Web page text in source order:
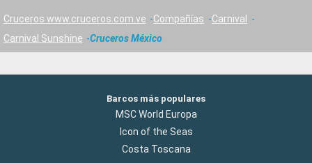
Cruceros www.cruceros.com.ve Compañías
Carnival
Carnival Sunshine
Cruceros México
Barcos más populares
MSC World Europa
Icon of the Seas
Costa Toscana